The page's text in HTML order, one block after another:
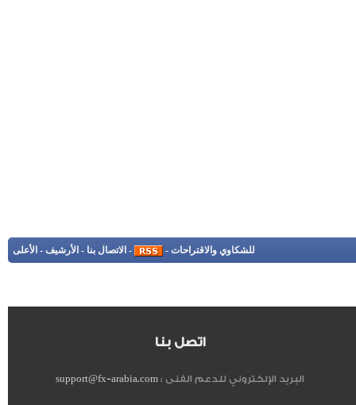
للشكاوي والاقتراحات -
- الاتصال بنا - الأرشيف - الأعلى
اتصل بنا
البريد الإلكتروني للدعم الفنى :support@fx-arabia.com